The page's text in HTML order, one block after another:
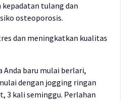
tulang dan
osteoporosis.
dan meningkatkan kualitas
Anda baru mulai berlari,
dengan jogging ringan
3 kali seminggu. Perlahan